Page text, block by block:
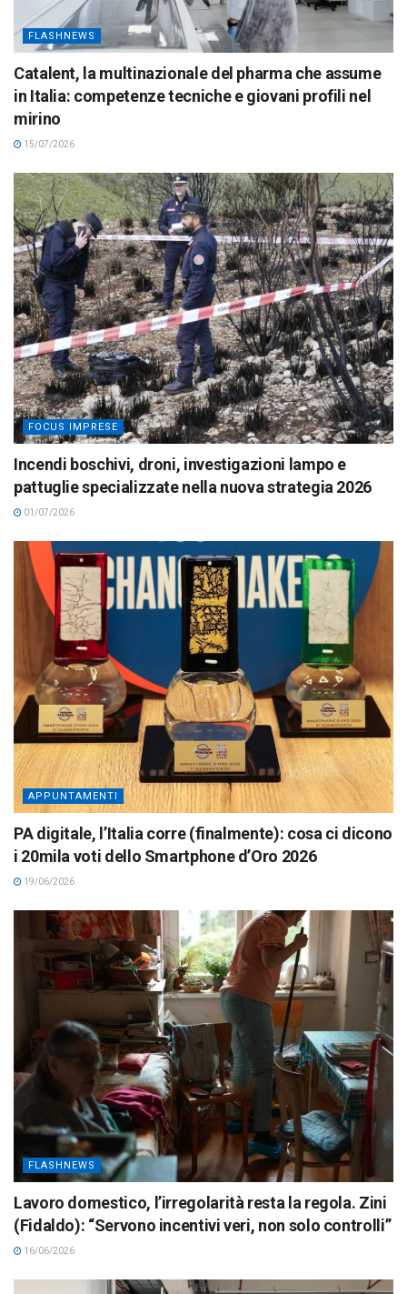
FLASHNEWS
Catalent, la multinazionale del pharma che assume
in Italia: competenze tecniche e giovani profili nel
mirino
15/07/2026
FOCUS IMPRESE
Incendi boschivi, droni, investigazioni lampo e
pattuglie specializzate nella nuova strategia 2026
01/07/2026
APPUNTAMENTI
PA digitale, l’Italia corre (finalmente): cosa ci dicono
i 20mila voti dello Smartphone d’Oro 2026
19/06/2026
FLASHNEWS
Lavoro domestico, l’irregolarità resta la regola. Zini
(Fidaldo): “Servono incentivi veri, non solo controlli”
16/06/2026